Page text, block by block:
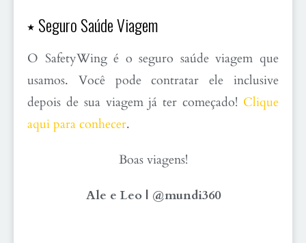
⭑ Seguro Saúde Viagem
O SafetyWing é o seguro saúde viagem que
usamos. Você pode contratar ele inclusive
depois de sua viagem já ter começado! Clique
aqui para conhecer.
Boas viagens!
Ale e Leo | @mundi360